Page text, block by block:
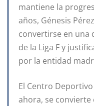
mantiene la
años, Génesis
convertirse en una
de la Liga F y
por la entidad
El Centro
ahora, se convierte